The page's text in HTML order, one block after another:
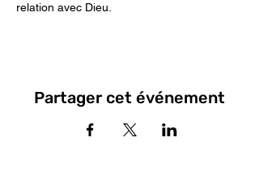
relation avec Dieu.
Partager cet événement